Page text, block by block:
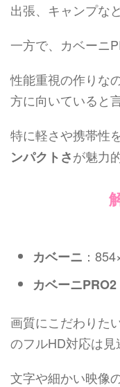
出張、キャンプな
一方で、カベーニ
性能重視の作りな
方に向いていると
特に軽さや携帯性
ンパクトさが魅力
カベーニ ：
カベーニPRO2
画質にこだわりた
のフルHD対応は見
文字や細かい映像